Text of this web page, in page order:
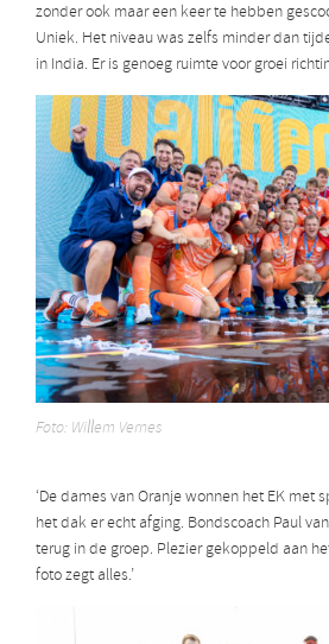
zonder ook maar een keer te hebben
Uniek. Het niveau was zelfs minder dan
in India. Er is genoeg ruimte voor groei
Foto: Willem Vernes
‘De dames van Oranje wonnen het EK met
het dak er echt afging. Bondscoach Paul
terug in de groep. Plezier gekoppeld aan
foto zegt alles.’